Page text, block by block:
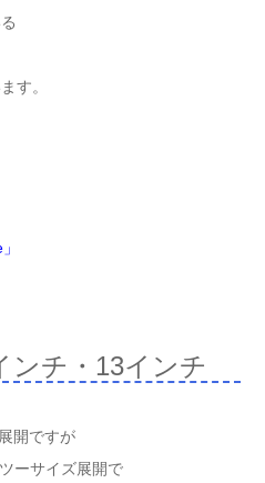
す。
ンチ・13インチ
開ですが
ーサイズ展開で